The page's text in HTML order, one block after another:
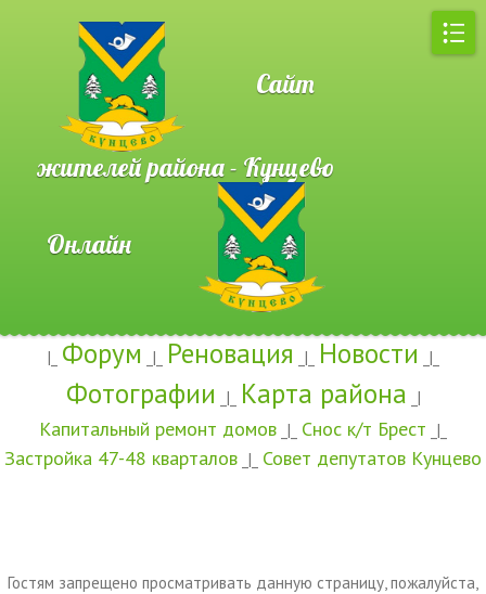
Сайт
жителей района - Кунцево
Онлайн
|_ Форум _|_ Реновация _|_ Новости _|_
Фотографии _|_ Карта района _|
Капитальный ремонт домов _|_ Снос к/т Брест _|_
Застройка 47-48 кварталов _|_ Совет депутатов Кунцево
Гостям запрещено просматривать данную страницу, пожалуйста,